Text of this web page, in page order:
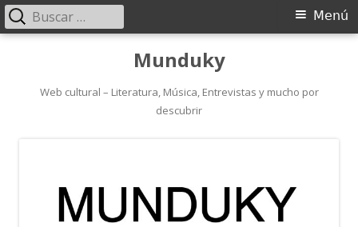
contenido
Munduky
Web cultural – Literatura, Música, Entrevistas y mucho por
descubrir
Menú
Menú
Buscar: